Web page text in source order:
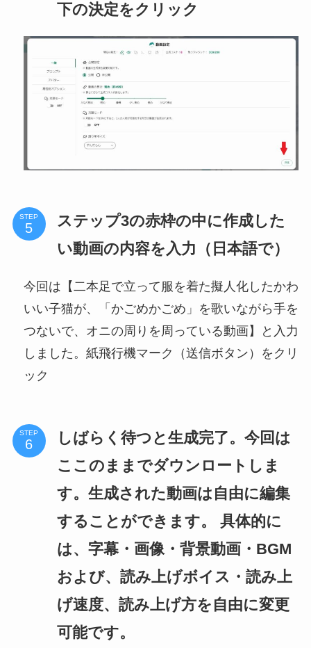
下の決定をクリック
STEP
ステップ3の赤枠の中に作成した
い動画の内容を入力（日本語で）
今回は【二本足で立って服を着た擬人化したかわ
いい子猫が、「かごめかごめ」を歌いながら手を
つないで、オニの周りを周っている動画】と入力
しました。紙飛行機マーク（送信ボタン）をクリ
ック
STEP
しばらく待つと生成完了。今回は
ここのままでダウンロートしま
す。生成された動画は自由に編集
することができます。 具体的に
は、字幕・画像・背景動画・BGM
および、読み上げボイス・読み上
げ速度、読み上げ方を自由に変更
可能です。